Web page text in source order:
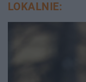
LOKALNIE: